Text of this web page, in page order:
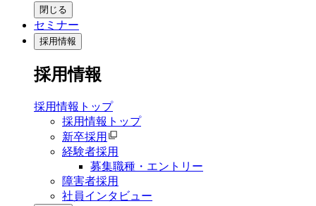
閉じる
セミナー
採用情報
採用情報
採用情報トップ
採用情報トップ
新卒採用
経験者採用
募集職種・エントリー
障害者採用
社員インタビュー